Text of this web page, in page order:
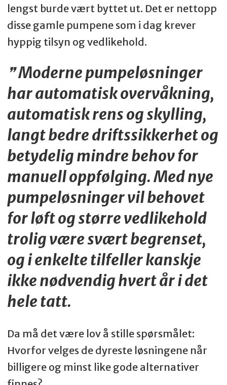
lengst burde vært byttet ut. Det er nettopp
disse gamle pumpene som i dag krever
hyppig tilsyn og vedlikehold.
Moderne pumpeløsninger
har automatisk overvåkning,
automatisk rens og skylling,
langt bedre driftssikkerhet og
betydelig mindre behov for
manuell oppfølging. Med nye
pumpeløsninger vil behovet
for løft og større vedlikehold
trolig være svært begrenset,
og i enkelte tilfeller kanskje
ikke nødvendig hvert år i det
hele tatt.
Da må det være lov å stille spørsmålet:
Hvorfor velges de dyreste løsningene når
billigere og minst like gode alternativer